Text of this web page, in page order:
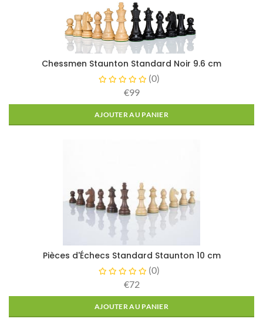
Chessmen Staunton Standard Noir 9.6 cm
(0)
€99
AJOUTER AU PANIER
Pièces d'Échecs Standard Staunton 10 cm
(0)
€72
AJOUTER AU PANIER